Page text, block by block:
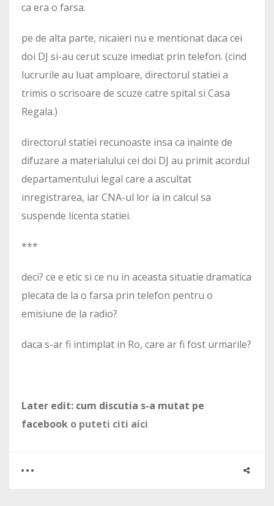
ca era o farsa.
pe de alta parte, nicaieri nu e mentionat daca cei
doi DJ si-au cerut scuze imediat prin telefon. (cind
lucrurile au luat amploare, directorul statiei a
trimis o scrisoare de scuze catre spital si Casa
Regala.)
directorul statiei recunoaste insa ca inainte de
difuzare a materialului cei doi DJ au primit acordul
departamentului legal care a ascultat
inregistrarea, iar CNA-ul lor ia in calcul sa
suspende licenta statiei.
***
deci? ce e etic si ce nu in aceasta situatie dramatica
plecata de la o farsa prin telefon pentru o
emisiune de la radio?
daca s-ar fi intimplat in Ro, care ar fi fost urmarile?
Later edit: cum discutia s-a mutat pe
facebook o puteti citi aici